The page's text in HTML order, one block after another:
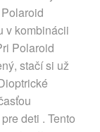
v kombinácii
Polaroid
stačí si už
deti . Tento